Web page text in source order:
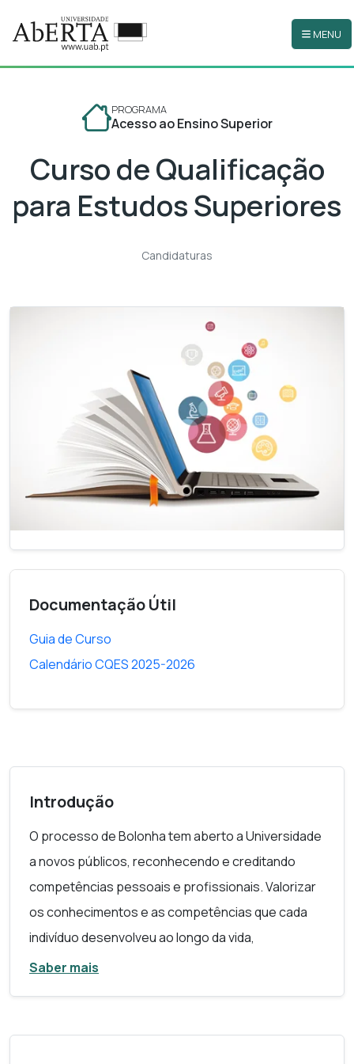
Ir para o conteúdo principal MENU
PROGRAMA
Acesso ao Ensino Superior
Curso de Qualificação
para Estudos Superiores
Candidaturas
Documentação Útil
Guia de Curso
Calendário CQES 2025-2026
Introdução
O processo de Bolonha tem aberto a Universidade
a novos públicos, reconhecendo e creditando
competências pessoais e profissionais. Valorizar
os conhecimentos e as competências que cada
indivíduo desenvolveu ao longo da vida,
incorporando-os nos percursos de qualificação de
É, pois, essencial desenvolver estratégias que
Saber mais